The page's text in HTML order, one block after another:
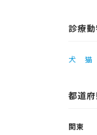
診療
犬 猫
都道
関東